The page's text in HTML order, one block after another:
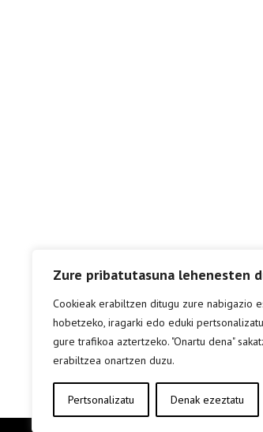
Zure pribatutasuna lehenesten
Cookieak erabiltzen ditugu zure nabigazio
hobetzeko, iragarki edo eduki
gure trafikoa aztertzeko. "Onartu dena"
erabiltzea onartzen duzu.
Pertsonalizatu Denak ezeztatu